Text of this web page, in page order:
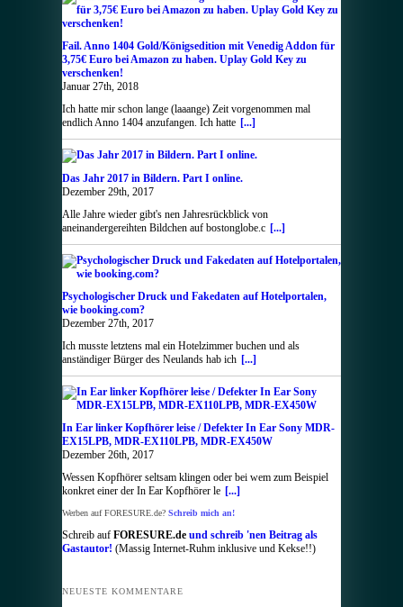
Fail. Anno 1404 Gold/Königsedition mit Venedig Addon für
3,75€ Euro bei Amazon zu haben. Uplay Gold Key zu
verschenken!
Januar 27th, 2018
Ich hatte mir schon lange (laaange) Zeit vorgenommen mal
endlich Anno 1404 anzufangen. Ich hatte [...]
Das Jahr 2017 in Bildern. Part I online.
Dezember 29th, 2017
Alle Jahre wieder gibt's nen Jahresrückblick von
aneinandergereihten Bildchen auf bostonglobe.c [...]
Psychologischer Druck und Fakedaten auf Hotelportalen,
wie booking.com?
Dezember 27th, 2017
Ich musste letztens mal ein Hotelzimmer buchen und als
anständiger Bürger des Neulands hab ich [...]
In Ear linker Kopfhörer leise / Defekter In Ear Sony MDR-
EX15LPB, MDR-EX110LPB, MDR-EX450W
Dezember 26th, 2017
Wessen Kopfhörer seltsam klingen oder bei wem zum Beispiel
konkret einer der In Ear Kopfhörer le [...]
Werben auf FORESURE.de? Schreib mich an!
Schreib auf FORESURE.de und schreib 'nen Beitrag als
Gastautor! (Massig Internet-Ruhm inklusive und Kekse!!)
NEUESTE KOMMENTARE